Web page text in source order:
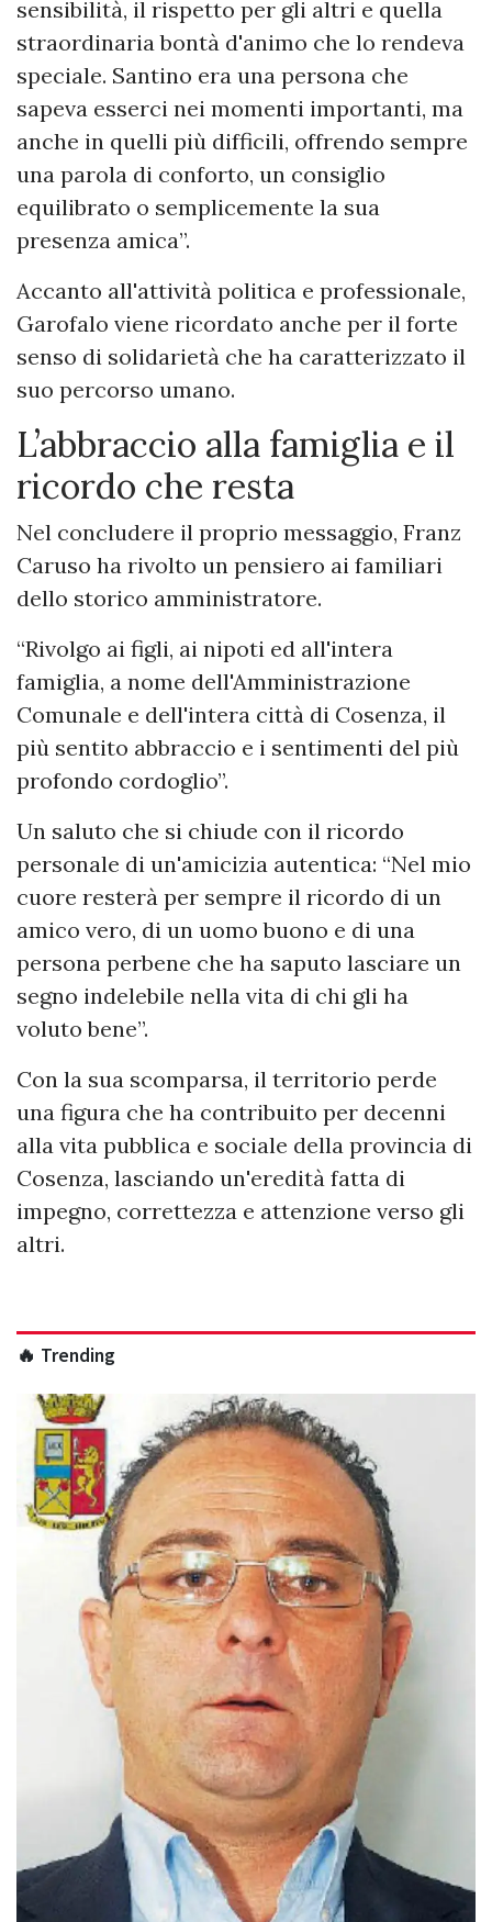
sensibilità, il rispetto per gli altri e quella
straordinaria bontà d'animo che lo rendeva
speciale. Santino era una persona che
sapeva esserci nei momenti importanti, ma
anche in quelli più difficili, offrendo sempre
una parola di conforto, un consiglio
equilibrato o semplicemente la sua
presenza amica”.
Accanto all'attività politica e professionale,
Garofalo viene ricordato anche per il forte
senso di solidarietà che ha caratterizzato il
suo percorso umano.
L’abbraccio alla famiglia e il
ricordo che resta
Nel concludere il proprio messaggio, Franz
Caruso ha rivolto un pensiero ai familiari
dello storico amministratore.
“Rivolgo ai figli, ai nipoti ed all'intera
famiglia, a nome dell'Amministrazione
Comunale e dell'intera città di Cosenza, il
più sentito abbraccio e i sentimenti del più
profondo cordoglio”.
Un saluto che si chiude con il ricordo
personale di un'amicizia autentica: “Nel mio
cuore resterà per sempre il ricordo di un
amico vero, di un uomo buono e di una
persona perbene che ha saputo lasciare un
segno indelebile nella vita di chi gli ha
voluto bene”.
Con la sua scomparsa, il territorio perde
una figura che ha contribuito per decenni
alla vita pubblica e sociale della provincia di
Cosenza, lasciando un'eredità fatta di
impegno, correttezza e attenzione verso gli
altri.
🔥 Trending